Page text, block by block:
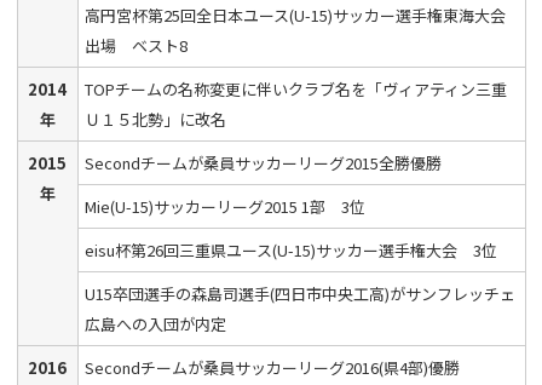
高円宮杯第25回全日本ユース(U-15)サッカー選手権東海大会
出場 ベスト8
2014
年
TOPチームの名称変更に伴いクラブ名を「ヴィアティン三重
Ｕ１５北勢」に改名
2015
年
Secondチームが桑員サッカーリーグ2015全勝優勝
Mie(U-15)サッカーリーグ2015 1部 3位
eisu杯第26回三重県ユース(U-15)サッカー選手権大会 3位
U15卒団選手の森島司選手(四日市中央工高)がサンフレッチェ
広島への入団が内定
2016
Secondチームが桑員サッカーリーグ2016(県4部)優勝